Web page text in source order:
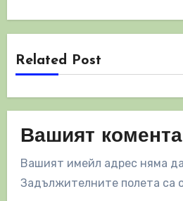
Related Post
Вашият
Вашият имейл адрес няма
Задължителните полета са